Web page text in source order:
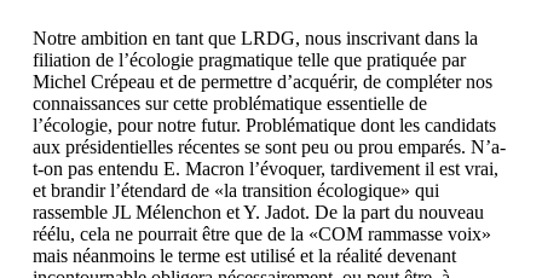
Notre ambition en tant que LRDG, nous inscrivant dans la
filiation de l’écologie pragmatique telle que pratiquée par
Michel Crépeau et de permettre d’acquérir, de compléter nos
connaissances sur cette problématique essentielle de
l’écologie, pour notre futur. Problématique dont les candidats
aux présidentielles récentes se sont peu ou prou emparés. N’a-
t-on pas entendu E. Macron l’évoquer, tardivement il est vrai,
et brandir l’étendard de «la transition écologique» qui
rassemble JL Mélenchon et Y. Jadot. De la part du nouveau
réélu, cela ne pourrait être que de la «COM rammasse voix»
mais néanmoins le terme est utilisé et la réalité devenant